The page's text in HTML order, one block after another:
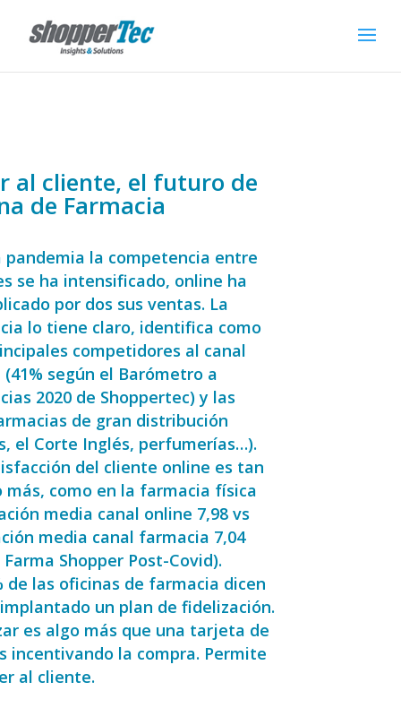
al cliente, el futuro de
de Farmacia
pandemia la competencia entre
se ha intensificado, online ha
por dos sus ventas. La
lo tiene claro, identifica como
competidores al canal
según el Barómetro a
2020 de Shoppertec) y las
de gran distribución
el Corte Inglés, perfumerías…).
del cliente online es tan
más, como en la farmacia física
media canal online 7,98 vs
media canal farmacia 7,04
Shopper Post-Covid).
de las oficinas de farmacia dicen
un plan de fidelización.
es algo más que una tarjeta de
incentivando la compra. Permite
al cliente.